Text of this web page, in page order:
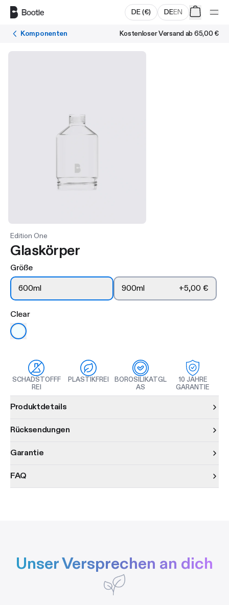
DE(€) DEEN
Komponenten Kostenloser Versand ab 65,00 €
Edition One
Glaskörper
Größe
600ml
900ml +5,00 €
Clear
SCHADSTOFFF
REI
PLASTIKFREI
BOROSILIKATGL
AS
10 JAHRE
GARANTIE
Produktdetails
Rücksendungen
Garantie
FAQ
Unser Versprechen an dich